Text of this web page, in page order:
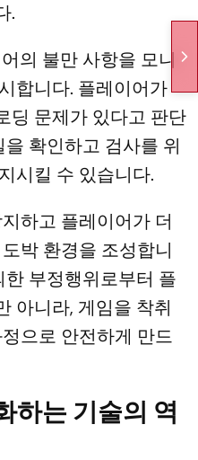
.
의 불만 사항을 모니
합니다. 플레이어가
딩 문제가 있다고 판단
확인하고 검사를 위
시킬 수 있습니다.
하고 플레이어가 더
박 환경을 조성합니
부정행위로부터 플
아니라, 게임을 착취
으로 안전하게 만드
하는 기술의 역